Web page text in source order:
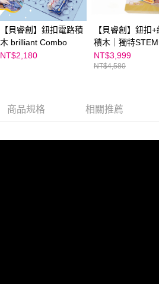
【貝睿創】鈕扣電路積
木 brilliant Combo
NT$2,180
【貝睿創】鈕扣
積木｜獨特
位邏輯思考套組
NT$3,999
NT$4,580
商品規格 相關推薦